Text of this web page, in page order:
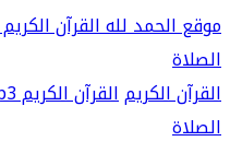
موقع الحمد للهالقرآن
الصلاة
القرآن الكريمالقرآن الكريم mp3
الصلاة